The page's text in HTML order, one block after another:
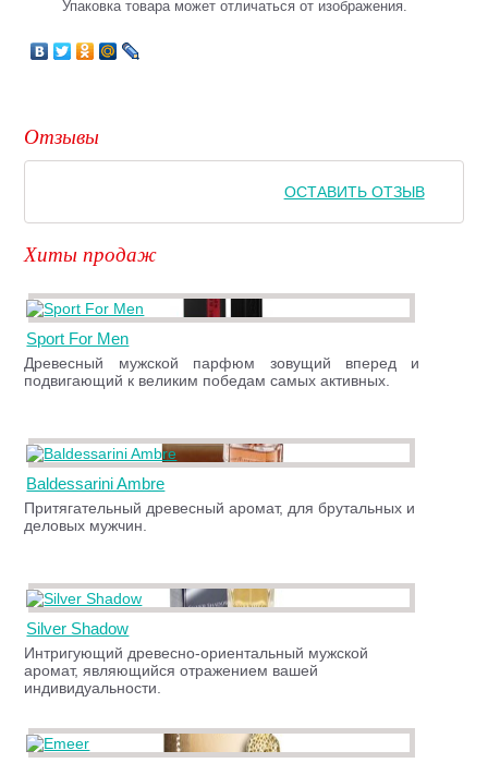
Упаковка товара может отличаться от изображения.
Отзывы
ОСТАВИТЬ ОТЗЫВ
Хиты продаж
Sport For Men
Древесный мужской парфюм зовущий вперед и
подвигающий к великим победам самых активных.
Baldessarini Ambre
Притягательный древесный аромат, для брутальных и
деловых мужчин.
Silver Shadow
Интригующий древесно-ориентальный мужской
аромат, являющийся отражением вашей
индивидуальности.